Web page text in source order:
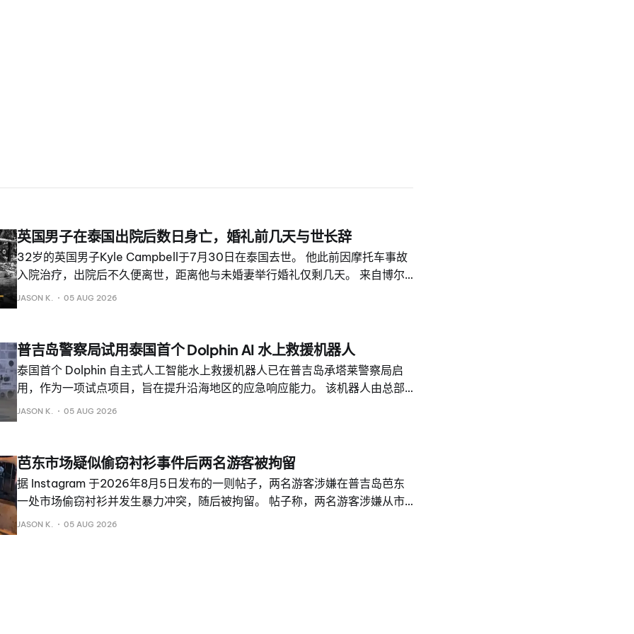
英国男子在泰国出院后数日身亡，婚礼前几天与世长辞
32岁的英国男子Kyle Campbell于7月30日在泰国去世。 他此前因摩托车事故
入院治疗，出院后不久便离世，距离他与未婚妻举行婚礼仅剩几天。 来自博尔
顿Westhoughton的Campbell前往泰国，准备与Kannika Masasai结婚。 两人
们后来被告知，他在事故后接受的医疗护理并不充分。 该说法尚未得到独立核
实。 Masasai在社交媒体发文悼念Campbell，称他将永远留在自己的心中，她
也会永远珍惜两人共同度过的时光。
JASON K. 05 AUG 2026
普吉岛警察局试用泰国首个 Dolphin AI 水上救援机器人
泰国首个 Dolphin 自主式人工智能水上救援机器人已在普吉岛承塔莱警察局启
用，作为一项试点项目，旨在提升沿海地区的应急响应能力。 该机器人由总部
位于上海的 ZBHA International Limited 与 Super Guard Security Co. 合作
目标人员。 据相关公司介绍，该机器人可在水面上以每秒最高 7 米的速度行
驶，最大载荷为 1,000 千克。
JASON K. 05 AUG 2026
芭东市场疑似偷窃衬衫事件后两名游客被拘留
据 Instagram 于2026年8月5日发布的一则帖子，两名游客涉嫌在普吉岛芭东
一处市场偷窃衬衫并发生暴力冲突，随后被拘留。 帖子称，两名游客涉嫌从市
场摊位拿走一件衬衫，拒绝付款并试图离开，店主随后拿着扫帚追赶他们。冲突
JASON K. 05 AUG 2026